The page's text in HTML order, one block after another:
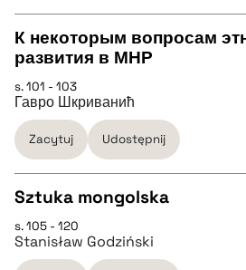
pobierz cytat
pobierz cytat
BIBTEX
pobierz cytat
К некоторым вопросам
развития в МНР
s. 101 - 103
Гавро Шкриванић
Zacytuj Udostępnij
CZYSTY TEKST
Sztuka mongolska
s. 105 - 120
Stanisław Godziński